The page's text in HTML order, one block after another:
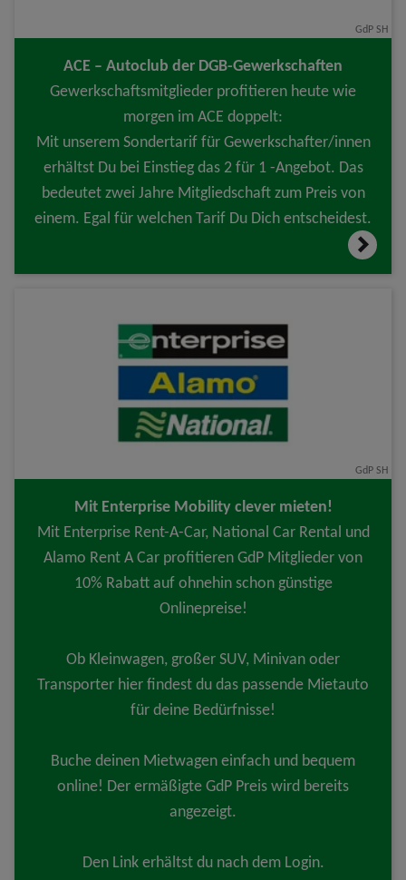
GdP SH
ACE – Autoclub der DGB-Gewerkschaften
Gewerkschaftsmitglieder profitieren heute wie
morgen im ACE doppelt:
Mit unserem Sondertarif für Gewerkschafter/innen
erhältst Du bei Einstieg das 2 für 1 -Angebot. Das
bedeutet zwei Jahre Mitgliedschaft zum Preis von
einem. Egal für welchen Tarif Du Dich entscheidest.
GdP SH
Mit Enterprise Mobility clever mieten!
Mit Enterprise Rent-A-Car, National Car Rental und
Alamo Rent A Car profitieren GdP Mitglieder von
10% Rabatt auf ohnehin schon günstige
Onlinepreise!
Ob Kleinwagen, großer SUV, Minivan oder
Transporter hier findest du das passende Mietauto
für deine Bedürfnisse!
Buche deinen Mietwagen einfach und bequem
online! Der ermäßigte GdP Preis wird bereits
angezeigt.
Den Link erhältst du nach dem Login.